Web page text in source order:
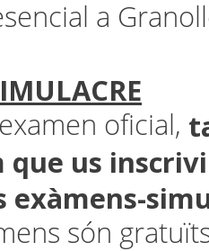
a
oficial,
que us
exàmens-
són